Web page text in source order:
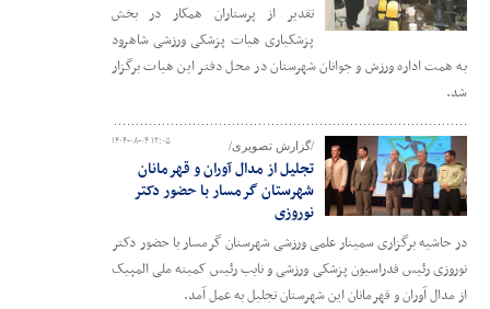
تقدیر از پرستاران همکار در بخش
پزشکیاری هیات پزشکی ورزشی شاهرود
به همت اداره ورزش و جوانان شهرستان در محل دفتر این هیات برگزار
شد.
۱۴۰۴-۰۸-۰۴ ۱۲:۰۵ /گزارش تصویری/
تجلیل از مدال آوران و قهرمانان
شهرستان گرمسار با حضور دکتر
نوروزی
در حاشیه برگزاری سمینار علمی ورزشی شهرستان گرمسار با حضور دکتر
نوروزی رئیس فدراسیون پزشکی ورزشی و نایب رئیس کمیته ملی المپیک
از مدال آوران و قهرمانان این شهرستان تجلیل به عمل آمد.